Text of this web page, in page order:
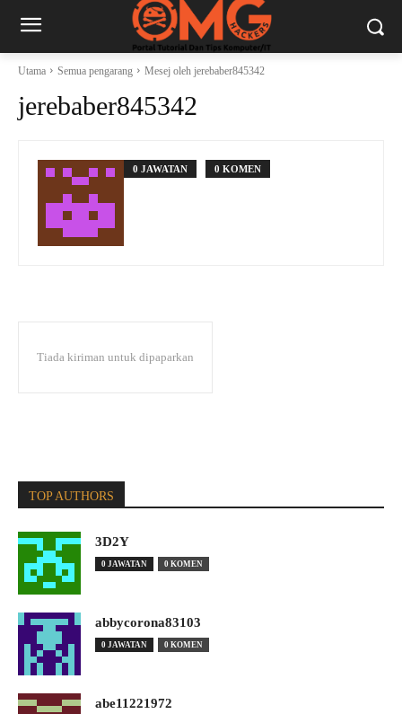
Utama Semua pengarang Mesej oleh jerebaber845342
jerebaber845342
0 JAWATAN 0 KOMEN
Tiada kiriman untuk dipaparkan
TOP AUTHORS
3D2Y
0 JAWATAN 0 KOMEN
abbycorona83103
0 JAWATAN 0 KOMEN
abe11221972